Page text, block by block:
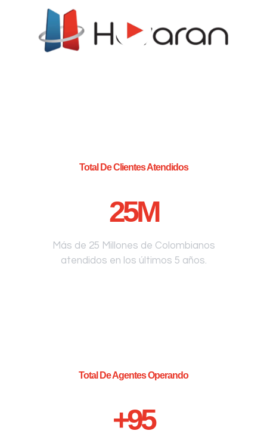
Total De Clientes Atendidos
25M
Más de 25 Millones de Colombianos
atendidos en los últimos 5 años.
Total De Agentes Operando
+95